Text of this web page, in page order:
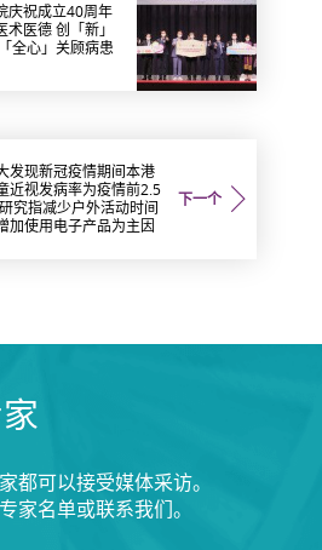
庆祝成立40周年
德 创「新」
全心」关顾病患
下一个
发现新冠疫情期间本港
近视发病率为疫情前2.5
究指减少户外活动时间
加使用电子产品为主因
都可以接受媒体采访。
家名单或联系我们。